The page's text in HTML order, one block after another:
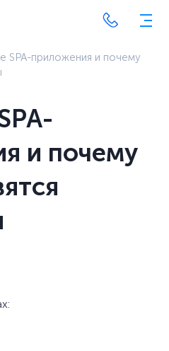
SPA-приложения и почему
и почему